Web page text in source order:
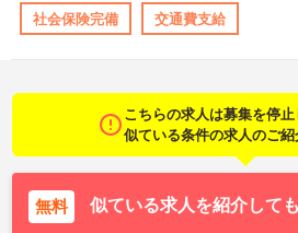
社会保険完備 交通費支給
こちらの求人は募集を停止
似ている条件の求人のご紹
無料 似ている求人を紹介して